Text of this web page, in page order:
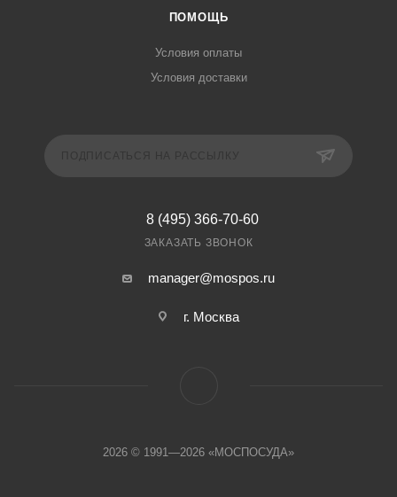
ПОМОЩЬ
Условия оплаты
Условия доставки
8 (495) 366-70-60
ЗАКАЗАТЬ ЗВОНОК
manager@mospos.ru
г. Москва
2026 © 1991—2026 «МОСПОСУДА»